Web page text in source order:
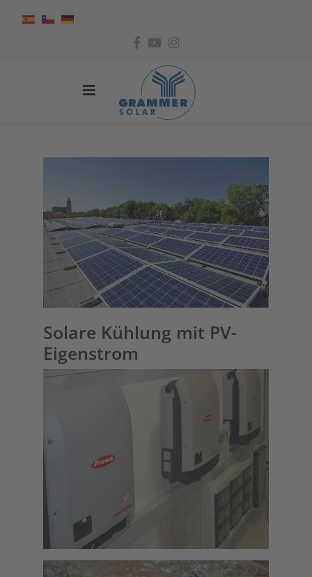
Sprache auswählen
Solare Kühlung mit PV-
Eigenstrom